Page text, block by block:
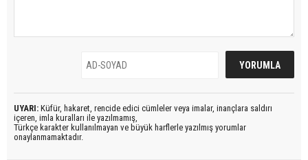
UYARI: Küfür, hakaret, rencide edici cümleler veya imalar, inançlara saldırı
içeren, imla kuralları ile yazılmamış,
Türkçe karakter kullanılmayan ve büyük harflerle yazılmış yorumlar
onaylanmamaktadır.